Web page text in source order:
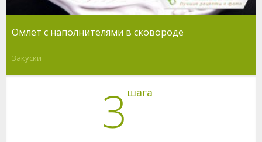
Омлет с наполнителями в сковороде
Закуски
3 шага